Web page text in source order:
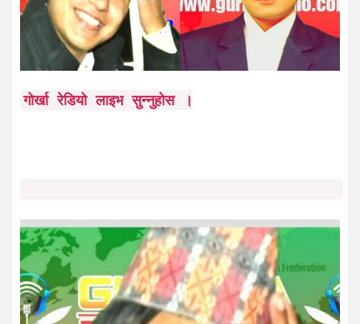
गोर्खा रेडियो लाइभ सुन्नुहोस ।